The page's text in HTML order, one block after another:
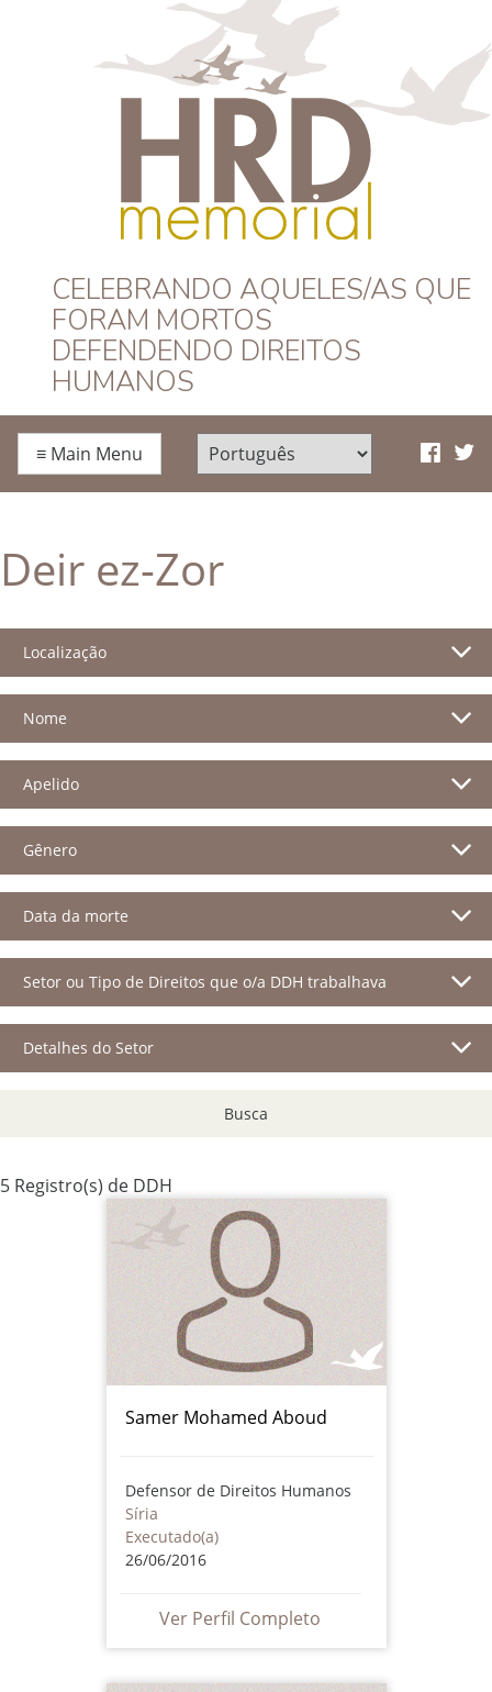
HRD Memorial –
Português
CELEBRANDO AQUELES/AS QUE
FORAM MORTOS
DEFENDENDO DIREITOS
HUMANOS
≡ Main Menu
Deir ez-Zor
Localização
Nome
Apelido
Gênero
Data da morte
Setor ou Tipo de Direitos que o/a DDH trabalhava
Detalhes do Setor
Busca
5 Registro(s) de DDH
Samer Mohamed Aboud
Defensor de Direitos Humanos
Síria
Executado(a)
26/06/2016
Ver Perfil Completo